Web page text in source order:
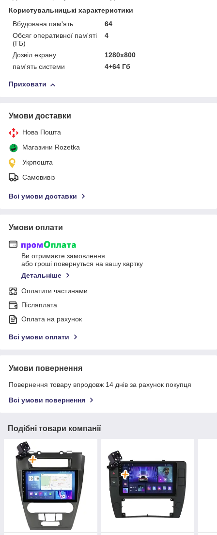
Користувальницькі характеристики
Вбудована пам'ять
64
Обсяг оперативної пам'яті
(ГБ)
4
Дозвіл екрану
1280x800
пам'ять системи
4+64 Гб
Приховати
Умови доставки
Нова Пошта
Магазини Rozetka
Укрпошта
Самовивіз
Всі умови доставки
Умови оплати
Ви отримаєте замовлення
або гроші повернуться на вашу картку
Детальніше
Оплатити частинами
Післяплата
Оплата на рахунок
Всі умови оплати
Умови повернення
Повернення товару впродовж 14 днів за рахунок покупця
Всі умови повернення
Подібні товари компанії